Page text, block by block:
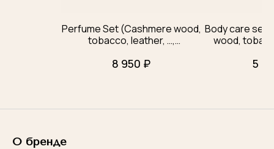
Perfume Set (Cashmere wood,
tobacco, leather, …,
gelsomino)
8 950 ₽
Body care set
wood,
5
О бренде